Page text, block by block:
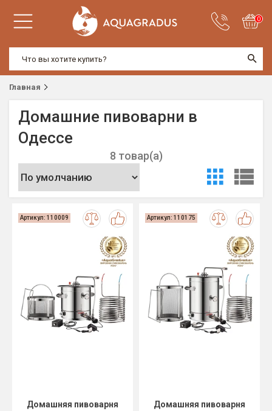
0
Главная
Домашние пивоварни в
Одессе
8 товар(а)
Артикул: 110009
Домашняя пивоварня
Артикул: 110175
Домашняя пивоварня